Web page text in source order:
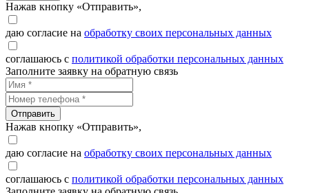
Нажав кнопку «Отправить»,
даю согласие на обработку своих персональных данных
соглашаюсь с политикой обработки персональных данных
Заполните заявку на обратную связь
Отправить
Нажав кнопку «Отправить»,
даю согласие на обработку своих персональных данных
соглашаюсь с политикой обработки персональных данных